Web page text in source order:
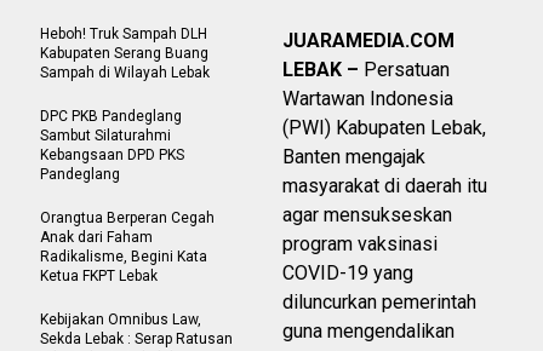
JUARAMEDIA.COM
LEBAK – Persatuan
Wartawan Indonesia
(PWI) Kabupaten Lebak,
Banten mengajak
masyarakat di daerah itu
agar mensukseskan
program vaksinasi
COVID-19 yang
diluncurkan pemerintah
guna mengendalikan
Heboh! Truk Sampah DLH
Kabupaten Serang Buang
Sampah di Wilayah Lebak
DPC PKB Pandeglang
Sambut Silaturahmi
Kebangsaan DPD PKS
Pandeglang
Orangtua Berperan Cegah
Anak dari Faham
Radikalisme, Begini Kata
Ketua FKPT Lebak
Kebijakan Omnibus Law,
Sekda Lebak : Serap Ratusan